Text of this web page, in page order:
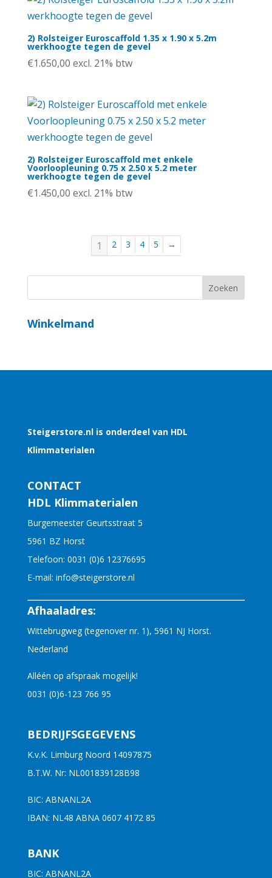
2) Rolsteiger Euroscaffold 1.35 x 1.90 x 5.2m
werkhoogte tegen de gevel
€1.650,00 excl. 21% btw
2) Rolsteiger Euroscaffold met enkele
Voorloopleuning 0.75 x 2.50 x 5.2 meter
werkhoogte tegen de gevel
€1.450,00 excl. 21% btw
1 2 3 4 5 →
Winkelmand
Steigerstore.nl is onderdeel van HDL
Klimmaterialen
CONTACT
HDL Klimmaterialen
Burgemeester Geurtsstraat 5
5961 BZ Horst
Telefoon: 0031 (0)6 12376695
E-mail: info@steigerstore.nl
Afhaaladres:
Wittebrugweg (tegenover nr. 1), 5961 NJ Horst.
Nederland
Alléén op afspraak mogelijk!
0031 (0)6-123 766 95
BEDRIJFSGEGEVENS
K.v.K. Limburg Noord 14097875
B.T.W. Nr: NL001839128B98
BIC: ABNANL2A
IBAN: NL48 ABNA 0607 4172 85
BANK
BIC: ABNANL2A